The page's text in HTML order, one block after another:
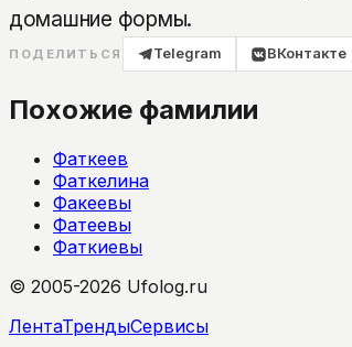
домашние формы.
ПОДЕЛИТЬСЯ Telegram ВКонтакте
Похожие фамилии
Фаткеев
Фаткелина
Факеевы
Фатеевы
Фаткиевы
© 2005-2026 Ufolog.ru
ЛентаТрендыСервисы